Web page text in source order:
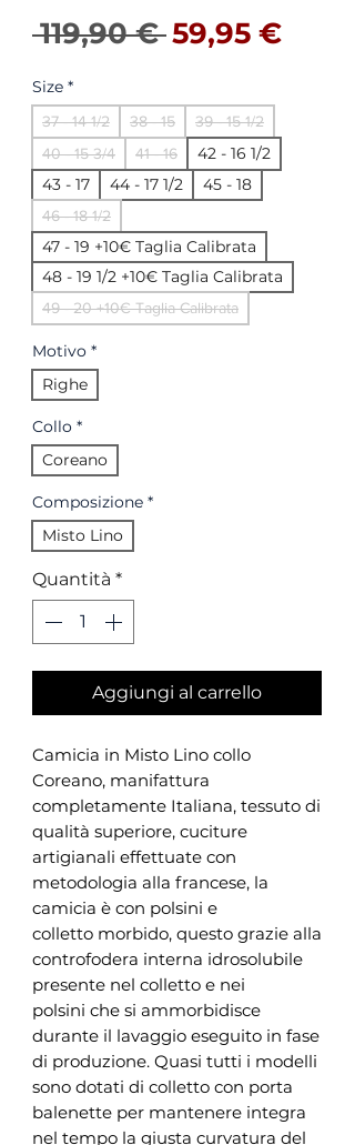
119,90 € Prezzo
59,95 €
Size *
37 - 14 1/2 38 - 15
39 - 15 1/2
40 - 15 3/4
41 - 16
42 - 16 1/2
43 - 17
44 - 17 1/2 45 - 18
46 - 18 1/2
47 - 19 +10€ Taglia Calibrata
48 - 19 1/2 +10€ Taglia Calibrata
49 - 20 +10€ Taglia Calibrata
Motivo *
Righe
Collo *
Coreano
Composizione *
Misto Lino
Quantità *
Aggiungi al carrello
Camicia in Misto Lino collo
Coreano, manifattura
completamente Italiana, tessuto di
qualità superiore, cuciture
artigianali effettuate con
metodologia alla francese, la
camicia è con polsini e
colletto morbido, questo grazie alla
controfodera interna idrosolubile
presente nel colletto e nei
polsini che si ammorbidisce
durante il lavaggio eseguito in fase
di produzione. Quasi tutti i modelli
sono dotati di colletto con porta
balenette per mantenere integra
nel tempo la giusta curvatura del